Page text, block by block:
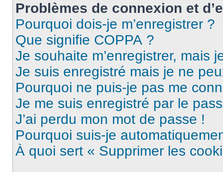
Problèmes de connexion et
Pourquoi dois-je m’enregistrer ?
Que signifie COPPA ?
Je souhaite m’enregistrer, mais
Je suis enregistré mais je ne
Pourquoi ne puis-je pas me
Je me suis enregistré par le
J’ai perdu mon mot de passe !
Pourquoi suis-je
À quoi sert « Supprimer les